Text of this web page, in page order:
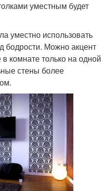
уместным будет
уместно использовать
бодрости. Можно акцент
комнате только на одной
стены более